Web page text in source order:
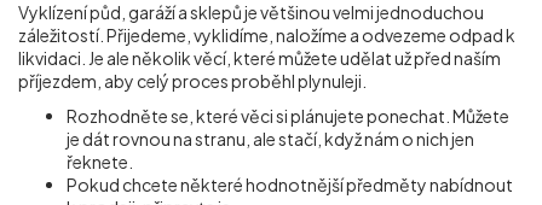
Vyklízení půd, garáží a sklepů je většinou velmi jednoduchou
záležitostí. Přijedeme, vyklidíme, naložíme a odvezeme odpad k
likvidaci. Je ale několik věcí, které můžete udělat už před naším
příjezdem, aby celý proces proběhl plynuleji.
Rozhodněte se, které věci si plánujete ponechat. Můžete
je dát rovnou na stranu, ale stačí, když nám o nich jen
řeknete.
Pokud chcete některé hodnotnější předměty nabídnout